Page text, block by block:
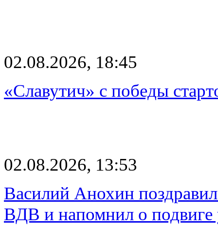
02.08.2026, 18:45
«Славутич» с победы
02.08.2026, 13:53
Василий Анохин
ВДВ и напомнил о подвиге